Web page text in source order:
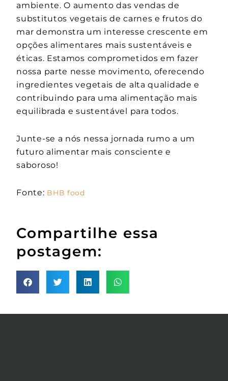
ambiente. O aumento das vendas de
substitutos vegetais de carnes e frutos do
mar demonstra um interesse crescente em
opções alimentares mais sustentáveis e
éticas. Estamos comprometidos em fazer
nossa parte nesse movimento, oferecendo
ingredientes vegetais de alta qualidade e
contribuindo para uma alimentação mais
equilibrada e sustentável para todos.
Junte-se a nós nessa jornada rumo a um
futuro alimentar mais consciente e
saboroso!
Fonte: BHB food
Compartilhe essa
postagem: